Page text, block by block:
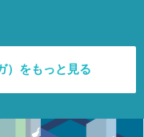
）をもっと見る